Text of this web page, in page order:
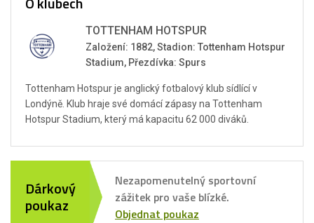
TOTTENHAM HOTSPUR
Založení: 1882, Stadion: Tottenham Hotspur
Stadium, Přezdívka: Spurs
Tottenham Hotspur je anglický fotbalový klub sídlící v
Londýně. Klub hraje své domácí zápasy na Tottenham
Hotspur Stadium, který má kapacitu 62 000 diváků.
Dárkový
poukaz
Nezapomenutelný sportovní
zážitek pro vaše blízké.
Objednat poukaz